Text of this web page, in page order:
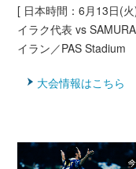
[ 日本時間：6月13日(
イラク代表 vs
イラン／PAS Stadium
大会情報はこちら